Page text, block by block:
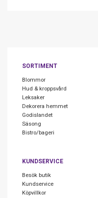
SORTIMENT
Blommor
Hud & kroppsvård
Leksaker
Dekorera hemmet
Godislandet
Säsong
Bistro/bageri
KUNDSERVICE
Besök butik
Kundservice
Köpvillkor